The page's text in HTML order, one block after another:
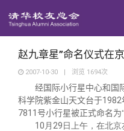
地区联
年级联
院系校
回馈母校
捐赠项
捐赠新
媒体平台
《清华
百年清华
赵九章星”命名仪式在
2007-10-30 | 浏览 1694次
经国际小行星中心和国
科学院紫金山天文台于1982
7811 号小行星被正式命名为
10 月 29 日 上午，在北